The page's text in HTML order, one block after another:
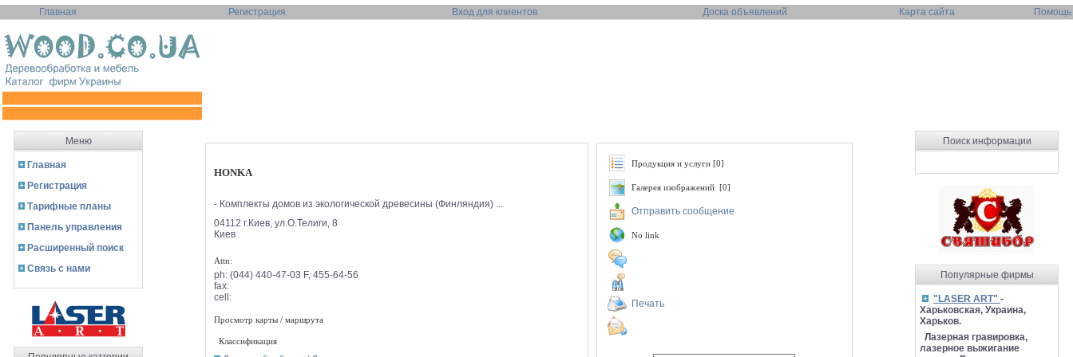
Главная Регистрация Вход для клиентов Доска объявлений Карта сайта Помощь
Меню
Главная
Регистрация
Тарифные планы
Панель управления
Расширенный поиск
Связь с нами
HONKA
- Комплекты домов из экологической древесины (Финляндия) ...
04112 г.Киев, ул.О.Телиги, 8
Киев
Attn:
ph: (044) 440-47-03 F, 455-64-56
fax:
cell:
Просмотр карты / маршрута
Классификация
Продукция и услуги [0]
Галерея изображений [0]
Отправить сообщение
No link
Печать
Поиск информации
Популярные фирмы
"LASER ART" -
Харьковская, Украина,
Харьков.
Лазерная гравировка,
лазерное выжигание